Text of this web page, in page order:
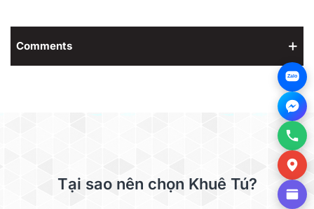
Comments
Tại sao nên chọn Khuê Tú?
Zalo